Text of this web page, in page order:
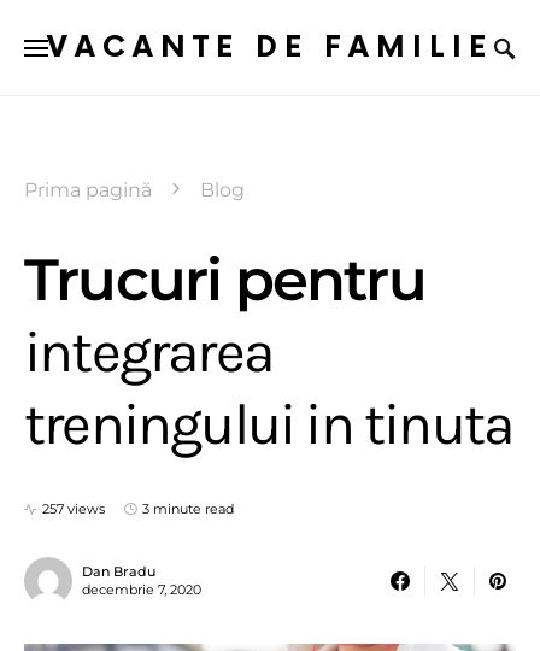
VACANTE DE FAMILIE
Prima pagină Blog
Trucuri pentru
integrarea
treningului in tinuta
257 views 3 minute read
Dan Bradu
decembrie 7, 2020